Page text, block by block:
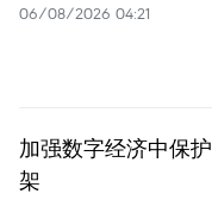
06/08/2026 04:21
加强数字经济中保
架